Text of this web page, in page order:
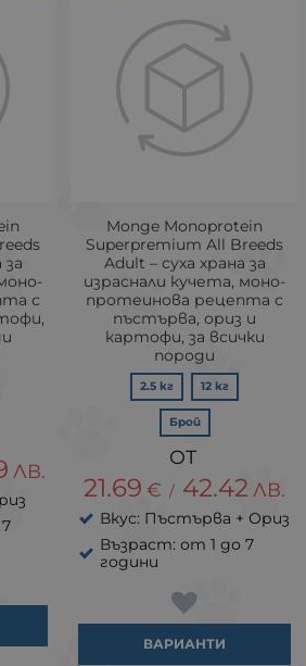
за
с
ЛВ.
Monge Monoprotein
Superpremium All Breeds
Adult – суха храна за
израснали кучета, моно-
протеинова рецепта с
пъстърва, ориз и
картофи, за всички
породи
2.5 кг 12 кг
Брой
21.69 € / 42.42 ЛВ.
Вкус: Пъстърва + Ориз
Възраст: от 1 до 7
години
ВАРИАНТИ